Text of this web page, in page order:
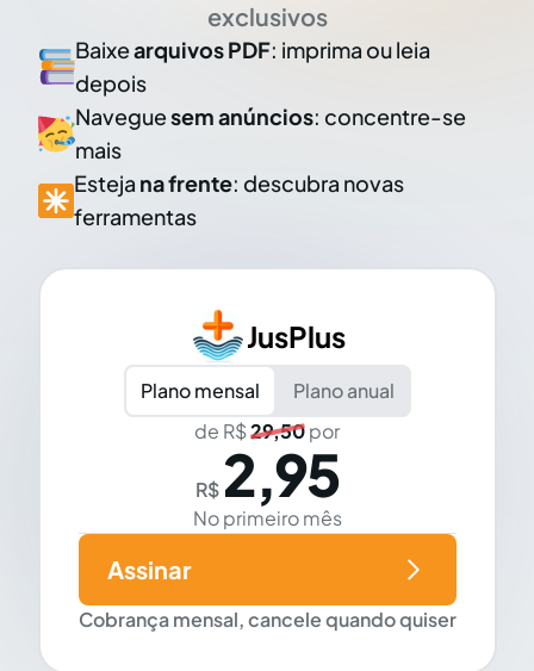
exclusivos
Baixearquivos PDF: imprima ou leia
depois
Naveguesem anúncios: concentre-se
mais
Esteja na frente: descubra novas
ferramentas
JusPlus
Plano mensal
Plano anual
de R$29,50por
R$ 2,95
No primeiro mês
Cobrança mensal, cancele quando quiser
Assinar